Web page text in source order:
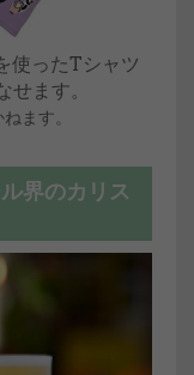
使ったTシャツ
ます。
ます。
界のカリス